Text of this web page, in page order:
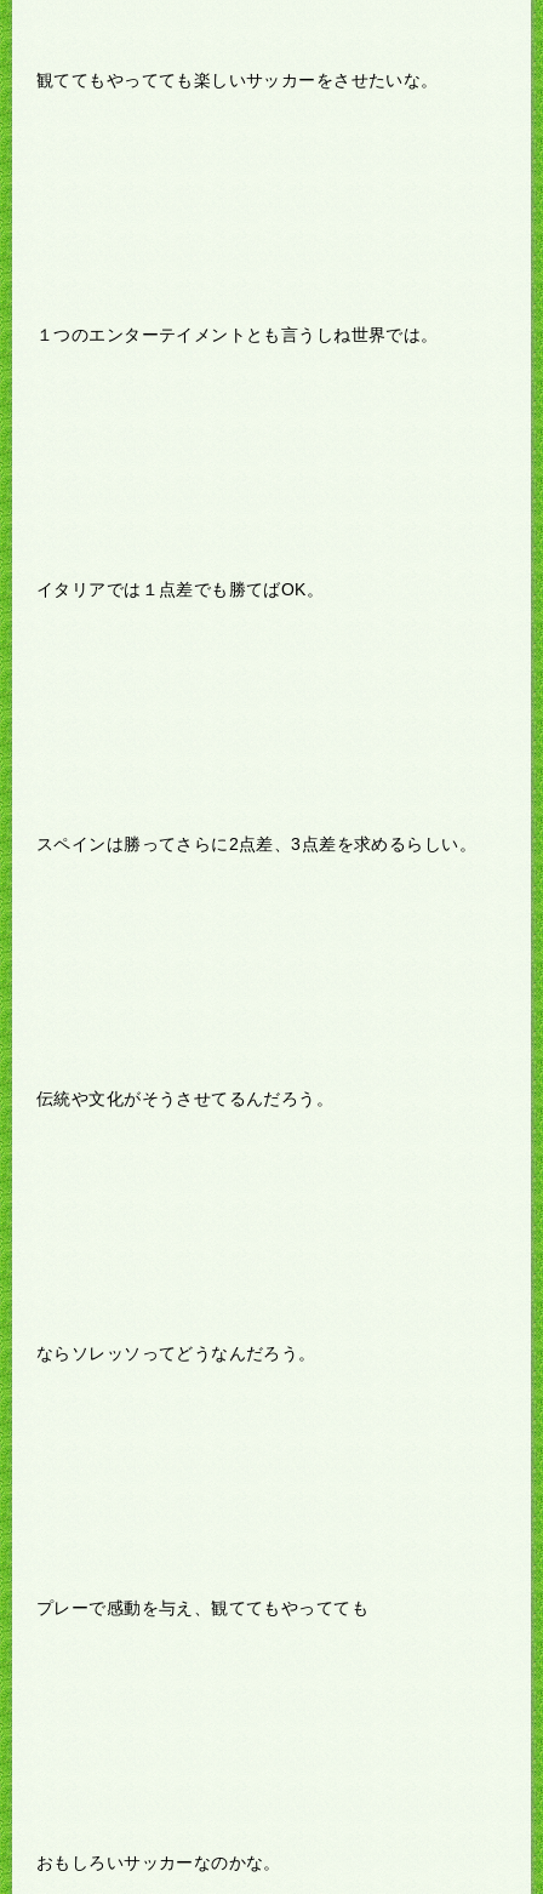
観ててもやってても楽しいサッカーをさせたいな。
１つのエンターテイメントとも言うしね世界では。
イタリアでは１点差でも勝てばOK。
スペインは勝ってさらに2点差、3点差を求めるらしい。
伝統や文化がそうさせてるんだろう。
ならソレッソってどうなんだろう。
プレーで感動を与え、観ててもやってても
おもしろいサッカーなのかな。